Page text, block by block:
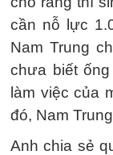
cần nỗ lực
Nam Trung
chưa biết
làm việc của
đó, Nam
Anh chia sẻ